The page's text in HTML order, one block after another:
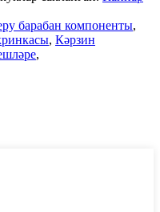
барабан компоненты,
, Кәрзин
,